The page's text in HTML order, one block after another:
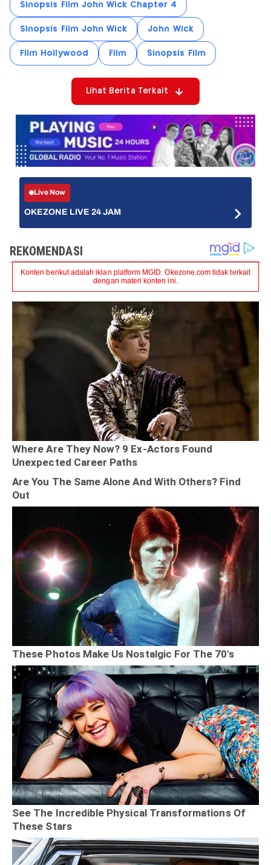
Sinopsis Film John Wick Chapter 4
Sinopsis Film John Wick John Wick
Film Hollywood Film Sinopsis Film
Lihat Berita Terkait
Live Now
OKEZONE LIVE 24 JAM